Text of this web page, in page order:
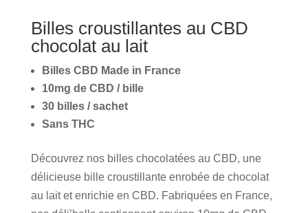
Billes croustillantes au CBD
chocolat au lait
Billes CBD Made in France
10mg de CBD / bille
30 billes / sachet
Sans THC
Découvrez nos billes chocolatées au CBD, une
délicieuse bille croustillante enrobée de chocolat
au lait et enrichie en CBD. Fabriquées en France,